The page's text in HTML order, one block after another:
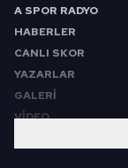
A SPOR RADYO
HABERLER
CANLI SKOR
YAZARLAR
GALERİ
VİDEO